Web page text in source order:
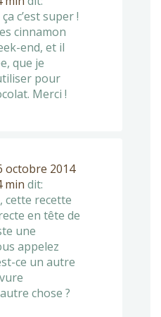
c’est super !
cinnamon
end, et il
que je
pour
Merci !
octobre 2014
min dit:
cette recette
en tête de
une
appelez
ce un autre
chose ?